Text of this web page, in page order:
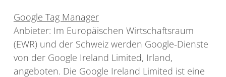
Google Tag Manager
Anbieter: Im Europäischen Wirtschaftsraum
(EWR) und der Schweiz werden Google-Dienste
von der Google Ireland Limited, Irland,
angeboten. Die Google Ireland Limited ist eine